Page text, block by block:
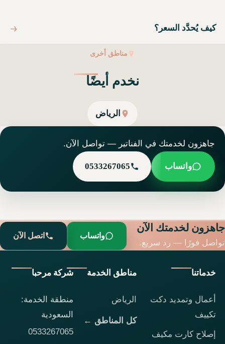
كيف يُحدَّد السعر؟
مناطق أخرى
نخدم أيضًا
الرياض
جاهزون لخدمتك في الفناتير — تواصل الآن.
واتساب 0533267065
جاهزون لخدمتك الآن
تواصل فورًا — رد سريع.
واتساب اتصل الآن
خدماتنا
أعمال وتمديد دكت
تكييف
إصلاح كارت مكيف
مناطق الخدمة
الرياض
كل المناطق ←
شركة مرحبا
منطقة الخدمة:
السعودية
0533267065